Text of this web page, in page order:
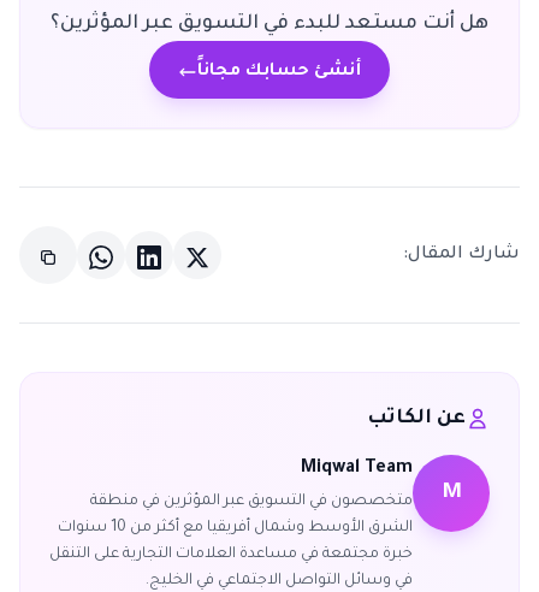
هل أنت مستعد للبدء في التسويق عبر المؤثرين؟
أنشئ حسابك مجاناً
شارك المقال:
عن الكاتب
M
Miqwal Team
متخصصون في التسويق عبر المؤثرين في منطقة
الشرق الأوسط وشمال أفريقيا مع أكثر من 10 سنوات
خبرة مجتمعة في مساعدة العلامات التجارية على التنقل
في وسائل التواصل الاجتماعي في الخليج.